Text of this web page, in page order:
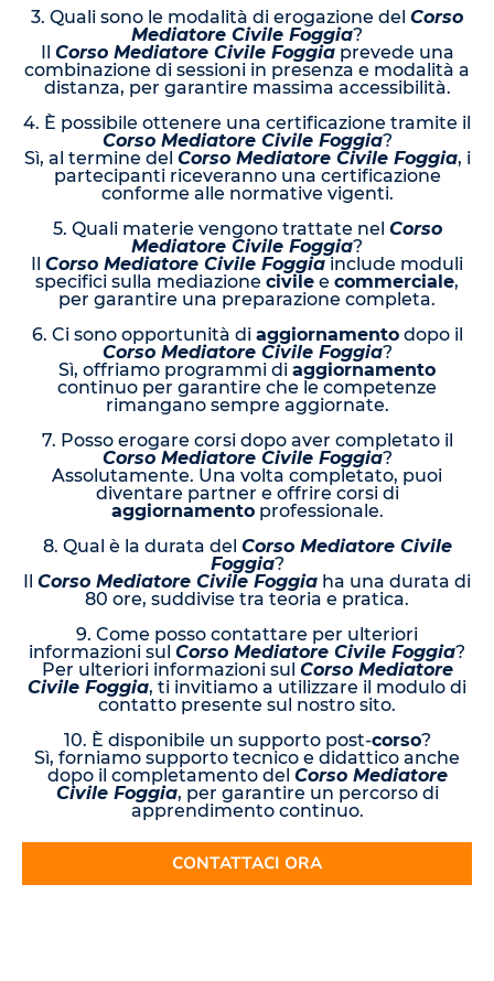
3. Quali sono le modalità di erogazione del Corso
Mediatore Civile Foggia?
Corso Mediatore Civile Foggiaprevede una
combinazione di sessioni in presenza e modalità a
distanza, per garantire massima accessibilità.
4. È possibile ottenere una certificazione tramite il
Corso Mediatore Civile Foggia?
Sì, al termine del Corso Mediatore Civile Foggia, i
partecipanti riceveranno una certificazione
conforme alle normative vigenti.
5. Quali materie vengono trattate nel Corso
Mediatore Civile Foggia?
Corso Mediatore Civile Foggia include moduli
specifici sulla mediazione civile e commerciale,
per garantire una preparazione completa.
6. Ci sono opportunità di aggiornamentodopo il
Corso Mediatore Civile Foggia?
Sì, offriamo programmi di aggiornamento
continuo per garantire che le competenze
rimangano sempre aggiornate.
7. Posso erogare corsi dopo aver completato il
Corso Mediatore Civile Foggia?
Assolutamente. Una volta completato, puoi
diventare partner e offrire corsi di
aggiornamentoprofessionale.
8. Qual è la durata del Corso Mediatore Civile
Foggia?
Corso Mediatore Civile Foggia ha una durata di
80 ore, suddivise tra teoria e pratica.
9. Come posso contattare per ulteriori
informazioni sul Corso Mediatore Civile Foggia?
Per ulteriori informazioni sul Corso Mediatore
Civile Foggia, ti invitiamo a utilizzare il modulo di
contatto presente sul nostro sito.
10. È disponibile un supporto post-corso?
Sì, forniamo supporto tecnico e didattico anche
dopo il completamento del Corso Mediatore
Civile Foggia, per garantire un percorso di
apprendimento continuo.
CONTATTACI ORA